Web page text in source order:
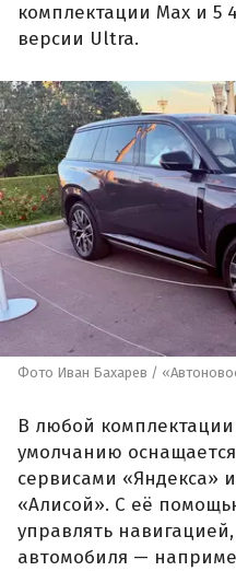
комплектации Max и 5
версии Ultra.
Фото Иван Бахарев /
В любой
умолчанию
сервисами «Яндекса»
«Алисой». С её
управлять
автомобиля —